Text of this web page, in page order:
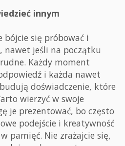
innym
bójcie się próbować i
nawet jeśli na początku
Każdy moment
i każda nawet
doświadczenie, które
wierzyć w swoje
je prezentować, bo często
podejście i kreatywność
pamięć. Nie zrażajcie się,